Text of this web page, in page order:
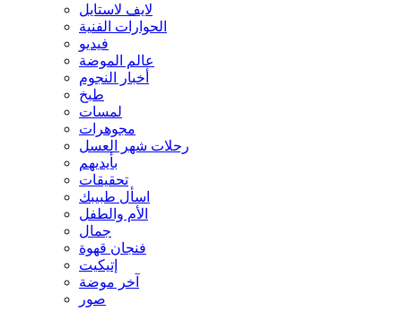
لايف لاستايل
الحوارات الفنية
فيديو
عالم الموضة
أخبار النجوم
طبخ
لمسات
مجوهرات
رحلات شهر العسل
بأيديهم
تحقيقات
اسأل طبيبك
الأم والطفل
جمال
فنجان قهوة
إتيكيت
آخر موضة
صور